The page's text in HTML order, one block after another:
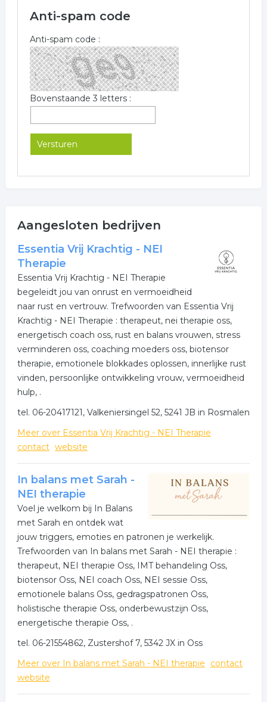
Anti-spam code
Anti-spam code :
Bovenstaande 3 letters :
Aangesloten bedrijven
Essentia Vrij Krachtig - NEI
Therapie
Essentia Vrij Krachtig - NEI Therapie
begeleidt jou van onrust en vermoeidheid
naar rust en vertrouw. Trefwoorden van Essentia Vrij
Krachtig - NEI Therapie : therapeut, nei therapie oss,
energetisch coach oss, rust en balans vrouwen, stress
verminderen oss, coaching moeders oss, biotensor
therapie, emotionele blokkades oplossen, innerlijke rust
vinden, persoonlijke ontwikkeling vrouw, vermoeidheid
hulp, .
tel. 06-20417121, Valkeniersingel 52, 5241 JB in Rosmalen
Meer over Essentia Vrij Krachtig - NEI Therapie
contact website
In balans met Sarah -
NEI therapie
Voel je welkom bij In Balans
met Sarah en ontdek wat
jouw triggers, emoties en patronen je werkelijk.
Trefwoorden van In balans met Sarah - NEI therapie :
therapeut, NEI therapie Oss, IMT behandeling Oss,
biotensor Oss, NEI coach Oss, NEI sessie Oss,
emotionele balans Oss, gedragspatronen Oss,
holistische therapie Oss, onderbewustzijn Oss,
energetische therapie Oss, .
tel. 06-21554862, Zustershof 7, 5342 JX in Oss
Meer over In balans met Sarah - NEI therapie
contact
website